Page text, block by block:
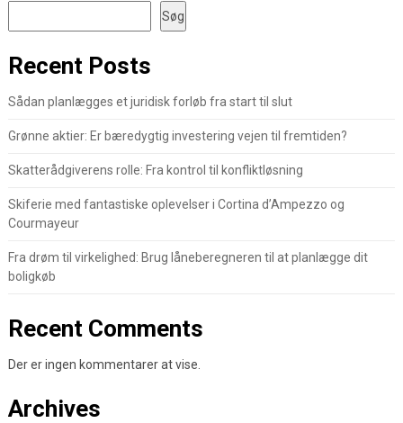
Søg
Recent Posts
Sådan planlægges et juridisk forløb fra start til slut
Grønne aktier: Er bæredygtig investering vejen til fremtiden?
Skatterådgiverens rolle: Fra kontrol til konfliktløsning
Skiferie med fantastiske oplevelser i Cortina d’Ampezzo og
Courmayeur
Fra drøm til virkelighed: Brug låneberegneren til at planlægge dit
boligkøb
Recent Comments
Der er ingen kommentarer at vise.
Archives